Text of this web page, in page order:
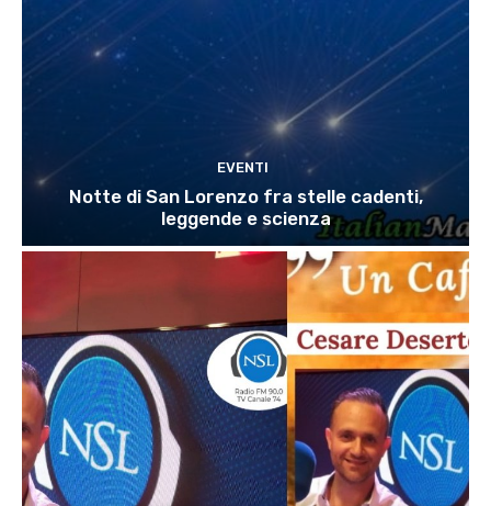
EVENTI
Notte di San Lorenzo fra stelle cadenti,
leggende e scienza